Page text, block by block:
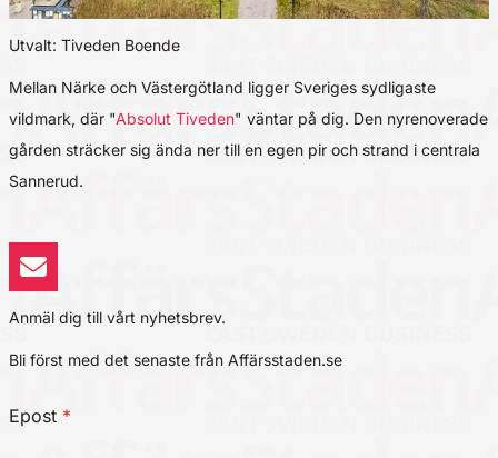
Utvalt: Tiveden Boende
Mellan Närke och Västergötland ligger Sveriges sydligaste
vildmark, där "Absolut Tiveden" väntar på dig. Den nyrenoverade
gården sträcker sig ända ner till en egen pir och strand i centrala
Sannerud.
Anmäl dig till vårt nyhetsbrev.
Bli först med det senaste från Affärsstaden.se
Epost *